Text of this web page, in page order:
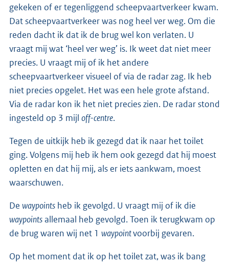
gekeken of er tegenliggend scheepvaartverkeer kwam.
Dat scheepvaartverkeer was nog heel ver weg. Om die
reden dacht ik dat ik de brug wel kon verlaten. U
vraagt mij wat ‘heel ver weg’ is. Ik weet dat niet meer
precies. U vraagt mij of ik het andere
scheepvaartverkeer visueel of via de radar zag. Ik heb
niet precies opgelet. Het was een hele grote afstand.
Via de radar kon ik het niet precies zien. De radar stond
ingesteld op 3 mijl off-centre.
Tegen de uitkijk heb ik gezegd dat ik naar het toilet
ging. Volgens mij heb ik hem ook gezegd dat hij moest
opletten en dat hij mij, als er iets aankwam, moest
waarschuwen.
De waypoints heb ik gevolgd. U vraagt mij of ik die
waypointsallemaal heb gevolgd. Toen ik terugkwam op
de brug waren wij net 1 waypointvoorbij gevaren.
Op het moment dat ik op het toilet zat, was ik bang